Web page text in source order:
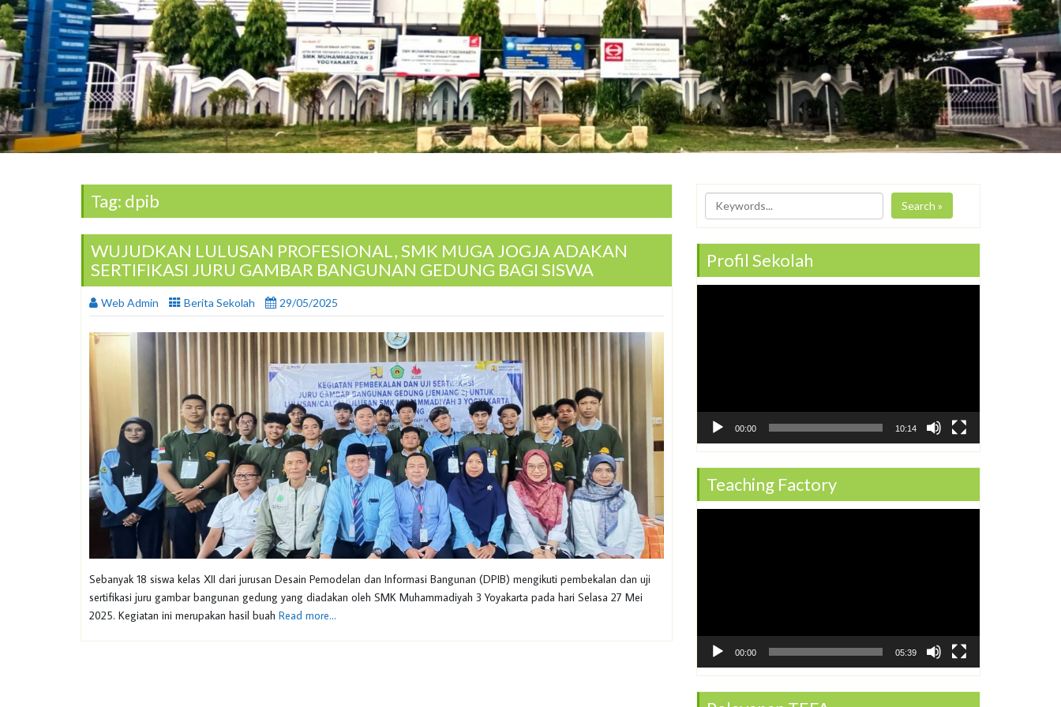
Tag: dpib
WUJUDKAN LULUSAN PROFESIONAL, SMK MUGA JOGJA ADAKAN
SERTIFIKASI JURU GAMBAR BANGUNAN GEDUNG BAGI SISWA
Web Admin Berita Sekolah 29/05/2025
Sebanyak 18 siswa kelas XII dari jurusan Desain Pemodelan dan Informasi Bangunan (DPIB) mengikuti pembekalan dan uji
sertifikasi juru gambar bangunan gedung yang diadakan oleh SMK Muhammadiyah 3 Yoyakarta pada hari Selasa 27 Mei
2025. Kegiatan ini merupakan hasil buah Read more…
Search »
Profil Sekolah
00:00 10:14
Teaching Factory
00:00 05:39